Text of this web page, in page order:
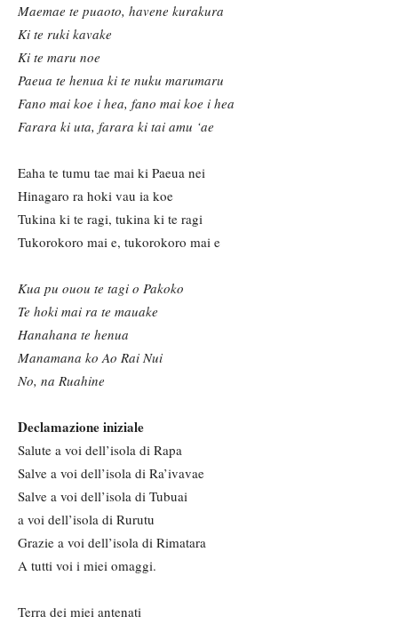
Maemae te puaoto, havene kurakura
Ki te ruki kavake
Ki te maru noe
Paeua te henua ki te nuku marumaru
Fano mai koe i hea, fano mai koe i hea
Farara ki uta, farara ki tai amu ‘ae
Eaha te tumu tae mai ki Paeua nei
Hinagaro ra hoki vau ia koe
Tukina ki te ragi, tukina ki te ragi
Tukorokoro mai e, tukorokoro mai e
Kua pu ouou te tagi o Pakoko
Te hoki mai ra te mauake
Hanahana te henua
Manamana ko Ao Rai Nui
No, na Ruahine
Declamazione iniziale
Salute a voi dell’isola di Rapa
Salve a voi dell’isola di Ra’ivavae
Salve a voi dell’isola di Tubuai
a voi dell’isola di Rurutu
Grazie a voi dell’isola di Rimatara
A tutti voi i miei omaggi.
Terra dei miei antenati